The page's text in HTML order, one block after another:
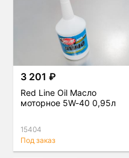
3 201 ₽
Red Line Oil Масло
моторное 5W-40 0,95л
15404
Под заказ